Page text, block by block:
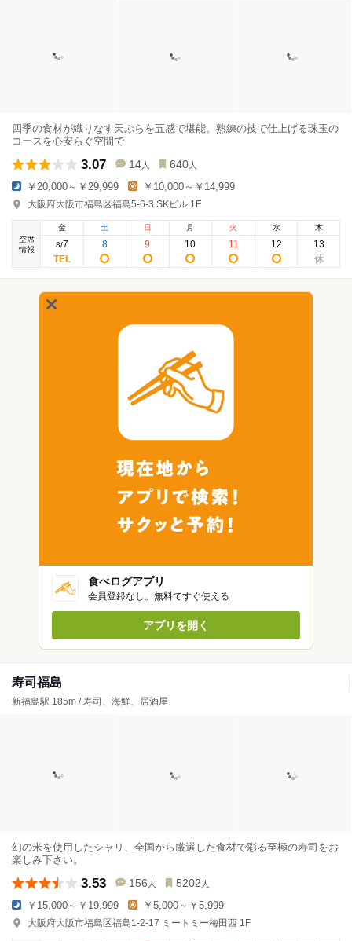
四季の食材が織りなす天ぷらを五感で堪能。熟練の技で仕上げる珠玉の
コースを心安らぐ空間で
3.07 14 人 640 人
￥20,000～￥29,999 ￥10,000～￥14,999
大阪府大阪市福島区福島5-6-3 SKビル 1F
空席
情報
金
8/7
土
8
日
9
月
10
火
11
水
12
木
13
食べログアプリ
会員登録なし。無料ですぐ使える
アプリを開く
寿司福島
新福島駅 185m / 寿司、海鮮、居酒屋
幻の米を使用したシャリ、全国から厳選した食材で彩る至極の寿司をお
楽しみ下さい。
3.53 156 人 5202 人
￥15,000～￥19,999 ￥5,000～￥5,999
大阪府大阪市福島区福島1-2-17 ミートミー梅田西 1F